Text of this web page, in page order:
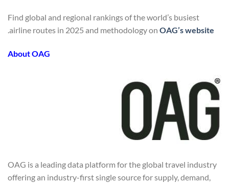
Find global and regional rankings of the world’s busiest
airline routes in 2025 and methodology on OAG’s website
.
About OAG
OAG is a leading data platform for the global travel industry
offering an industry-first single source for supply, demand,